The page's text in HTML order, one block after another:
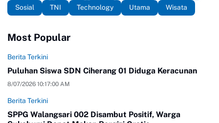
Sosial
TNI Technology Utama Wisata
Most Popular
Berita Terkini
Puluhan Siswa SDN Ciherang 01 Diduga Keracunan
8/07/2026 10:17:00 AM
Berita Terkini
SPPG Walangsari 002 Disambut Positif, Warga